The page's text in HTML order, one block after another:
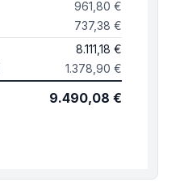
961,80 €
737,38 €
8.111,18 €
1.378,90 €
9.490,08 €